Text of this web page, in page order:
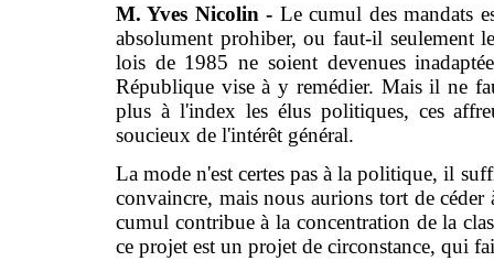
M. Yves Nicolin - Le cumul des mandats
absolument prohiber, ou faut-il seulement
lois de 1985 ne soient devenues
République vise à y remédier. Mais il ne
plus à l'index les élus politiques, ces
soucieux de l'intérêt général.
La mode n'est certes pas à la politique, il
convaincre, mais nous aurions tort de
cumul contribue à la concentration de la
ce projet est un projet de circonstance, qui